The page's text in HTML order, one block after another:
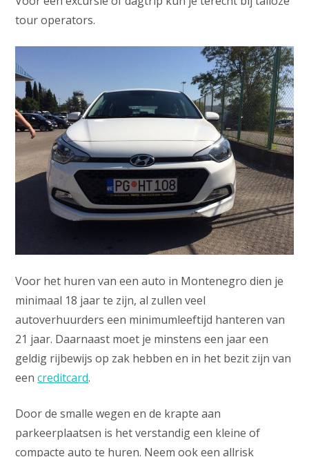
tour operators.
Voor het huren van een auto in Montenegro dien je
minimaal 18 jaar te zijn, al zullen veel
autoverhuurders een minimumleeftijd hanteren van
21 jaar. Daarnaast moet je minstens een jaar een
geldig rijbewijs op zak hebben en in het bezit zijn van
eencreditcard.
Door de smalle wegen en de krapte aan
parkeerplaatsen is het verstandig een kleine of
compacte auto te huren. Neem ook een allrisk